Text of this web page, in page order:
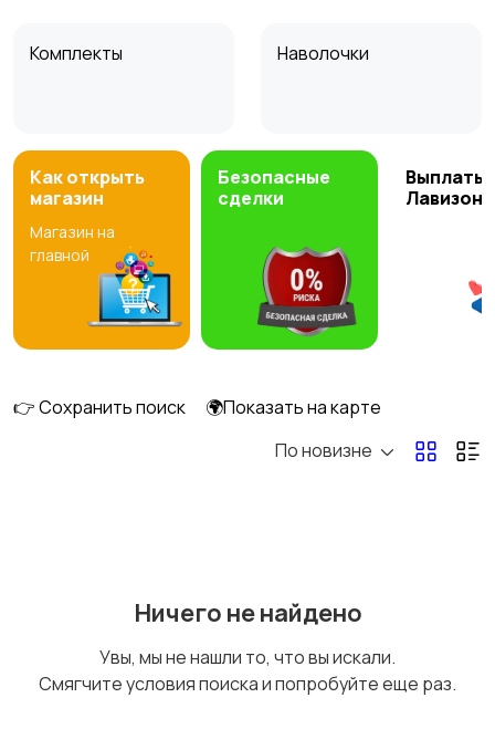
Комплекты Наволочки
Как открыть
магазин
Магазин на
главной
Безопасные
сделки
Выплаты
Лавизон
👉 Сохранить поиск
🌍Показать на карте
По новизне
Ничего не найдено
Увы, мы не нашли то, что вы искали.
Смягчите условия поиска и попробуйте еще раз.